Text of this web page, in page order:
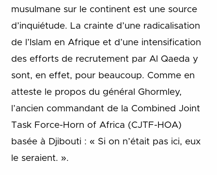
musulmane sur le continent est une source
d’inquiétude. La crainte d’une radicalisation
de l’Islam en Afrique et d’une intensification
des efforts de recrutement par Al Qaeda y
sont, en effet, pour beaucoup. Comme en
atteste le propos du général Ghormley,
l’ancien commandant de la Combined Joint
Task Force-Horn of Africa (CJTF-HOA)
basée à Djibouti : « Si on n’était pas ici, eux
le seraient. ».